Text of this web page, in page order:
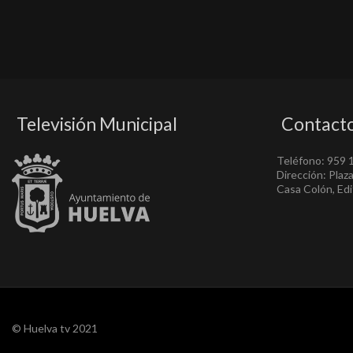
Televisión Municipal
Teléfono: 959
Dirección:
Casa Colón,
© Huelva tv 2021